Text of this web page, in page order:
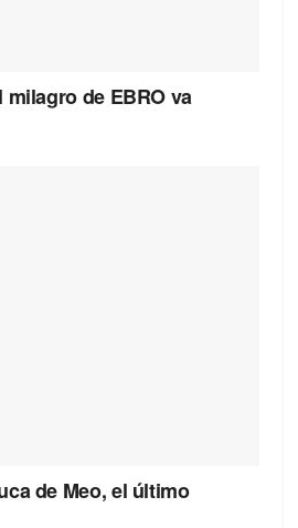
milagro de EBRO va
de Meo, el último